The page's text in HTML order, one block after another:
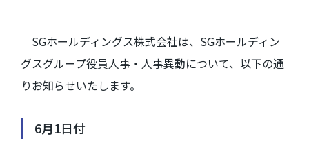
SGホールディングス株式会社は、 SGホールディン
グスグループ役員人事・人事異動について、以下の通
りお知らせいたします。
6月1日付